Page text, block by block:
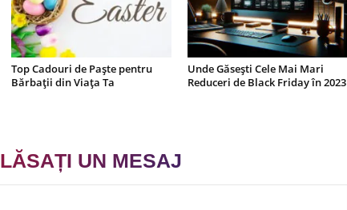
Top Cadouri de Paște pentru
Bărbații din Viața Ta
Unde Găsești Cele Mai Mari
Reduceri de Black Friday în 2023
LĂSAȚI UN MESAJ